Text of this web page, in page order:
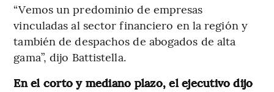
“Vemos un predominio de empresas
vinculadas al sector financiero en la región y
también de despachos de abogados de alta
gama”, dijo Battistella.
En el corto y mediano plazo, el ejecutivo dijo